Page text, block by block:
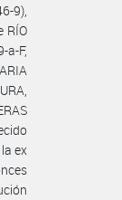
9),
RÍO
a-F,
ex